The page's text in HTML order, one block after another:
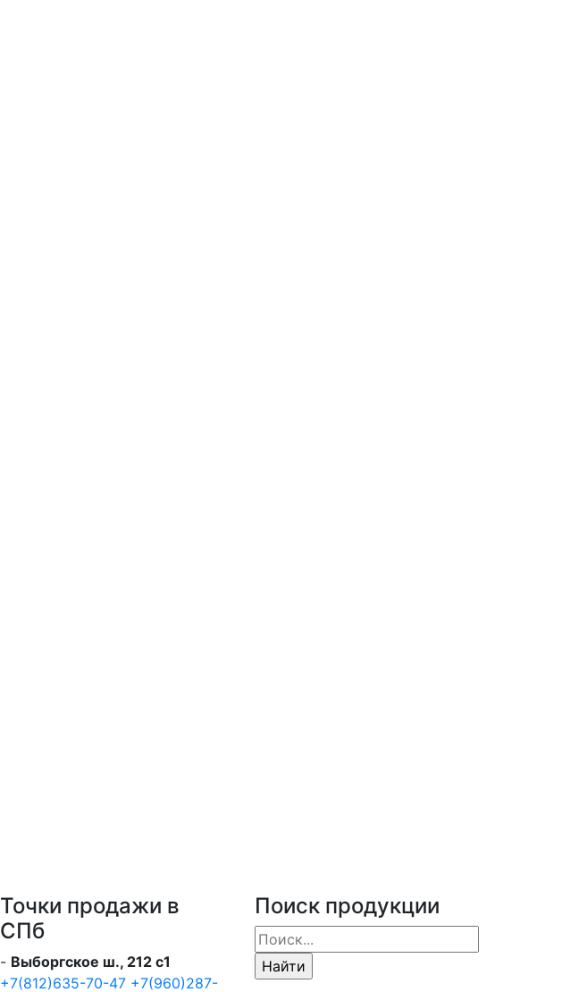
Точки продажи в
СПб
- Выборгское ш., 212 с1
+7(812)635-70-47 +7(960)287-
Поиск продукции